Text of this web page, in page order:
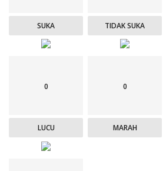
SUKA TIDAK SUKA
0
LUCU
0
MARAH